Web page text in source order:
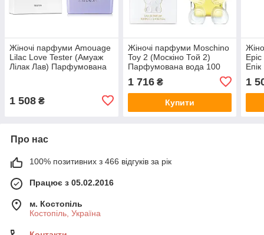
Жіночі парфуми Amouage
Lilac Love Tester (Амуаж
Лілак Лав) Парфумована
1 508 ₴
Жіночі парфуми Moschino
Toy 2 (Москіно Той 2)
Парфумована вода 100
1 716₴
Купити
1
Про нас
100% позитивних з 466 відгуків за рік
Працює з 05.02.2016
м. Костопіль
Костопіль, Україна